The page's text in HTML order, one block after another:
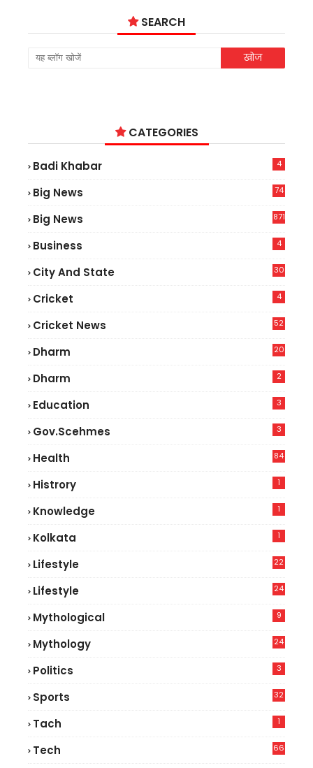
SEARCH
CATEGORIES
Badi Khabar 4
Big News
74
Big News 871
Business 4
City And State 30
Cricket 4
Cricket News
52
Dharm 20
Dharm 2
Education 3
Gov.scehmes 3
Health
84
Histrory 1
Knowledge 1
Kolkata 1
Lifestyle
22
Lifestyle
24
Mythological 9
Mythology 24
Politics 3
Sports 32
Tach 1
Tech
66